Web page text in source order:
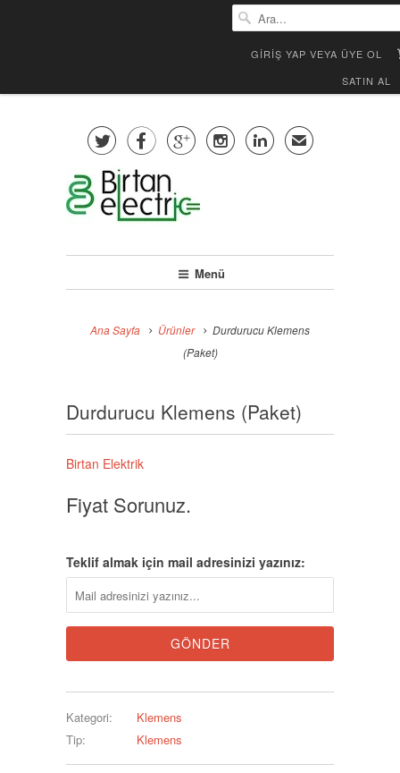
GIRIŞ YAP VEYA ÜYE OL
SATIN AL
     ✉
Menü
Ana Sayfa Ürünler
Durdurucu Klemens
(Paket)
Durdurucu Klemens (Paket)
Birtan Elektrik
Fiyat Sorunuz.
Teklif almak için mail adresinizi yazınız:
Kategori:
Klemens
Tip:
Klemens